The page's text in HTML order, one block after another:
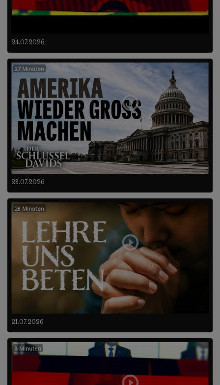
24.07.2026
23.07.2026
27 Minuten
21.07.2026
28 Minuten
3 Minuten